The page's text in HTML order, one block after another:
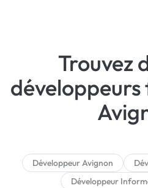
Trouvez
développeurs
Développeur Avignon
Développeur